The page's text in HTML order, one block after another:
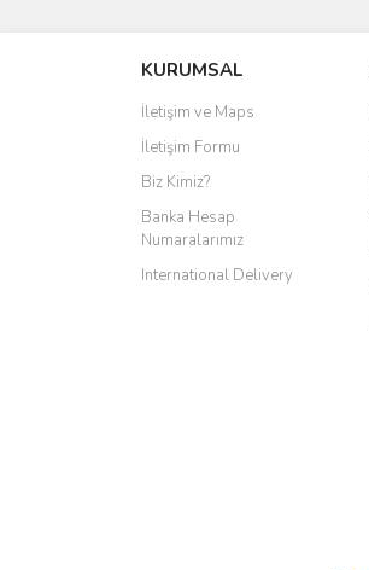
KURUMSAL
İletişim ve Maps
İletişim Formu
Biz Kimiz?
Banka Hesap
Numaralarımız
International Delivery